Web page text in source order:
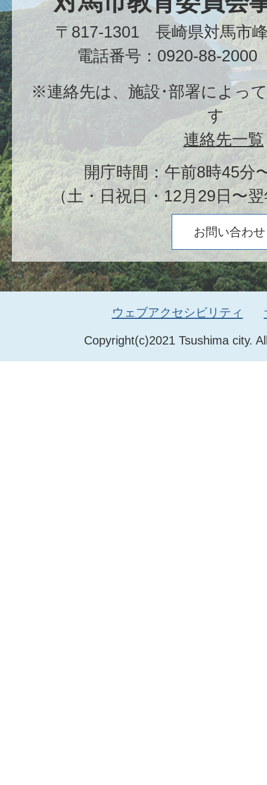
〒817-1301 長崎県対馬市
電話番号：0920-88-2000
※連絡先は、施設･部署によっ
す
連絡先一覧
開庁時間：午前8時45分
（土・日祝日・12月29日〜
お問い合わせ
Copyright(c)2021 Tsushima city.
ウェブアクセシビリティ